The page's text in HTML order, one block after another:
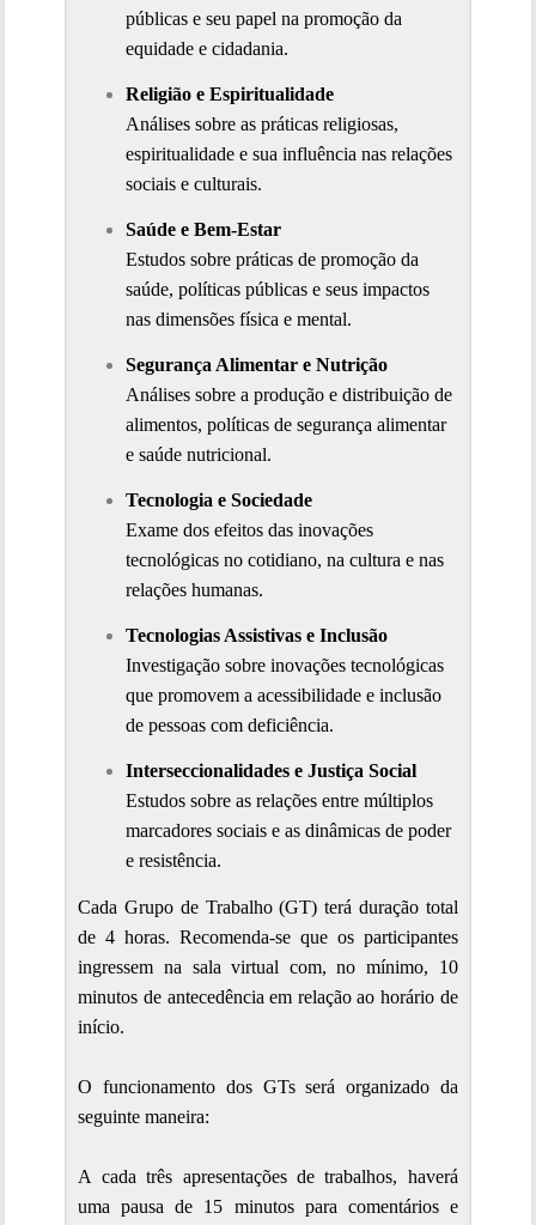
públicas e seu papel na promoção da
equidade e cidadania.
Religião e Espiritualidade
Análises sobre as práticas religiosas,
espiritualidade e sua influência nas relações
sociais e culturais.
Saúde e Bem-Estar
Estudos sobre práticas de promoção da
saúde, políticas públicas e seus impactos
nas dimensões física e mental.
Segurança Alimentar e Nutrição
Análises sobre a produção e distribuição de
alimentos, políticas de segurança alimentar
e saúde nutricional.
Tecnologia e Sociedade
Exame dos efeitos das inovações
tecnológicas no cotidiano, na cultura e nas
relações humanas.
Tecnologias Assistivas e Inclusão
Investigação sobre inovações tecnológicas
que promovem a acessibilidade e inclusão
de pessoas com deficiência.
Interseccionalidades e Justiça Social
Estudos sobre as relações entre múltiplos
marcadores sociais e as dinâmicas de poder
e resistência.
Cada Grupo de Trabalho (GT) terá duração total
de 4 horas. Recomenda-se que os participantes
ingressem na sala virtual com, no mínimo, 10
minutos de antecedência em relação ao horário de
início.
O funcionamento dos GTs será organizado da
seguinte maneira:
A cada três apresentações de trabalhos, haverá
uma pausa de 15 minutos para comentários e